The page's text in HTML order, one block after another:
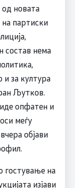
од новата
партиски
состав нема
и за култура
Љутков.
опфатен и
меѓу
објави
на
изјави